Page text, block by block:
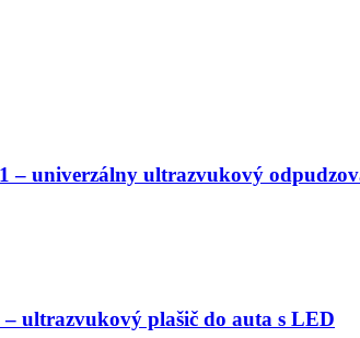
univerzálny ultrazvukový
ultrazvukový plašič do auta s LED